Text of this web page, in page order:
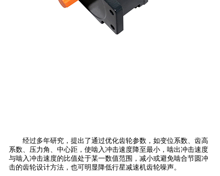
经过多年研究，提出了通过优化齿轮参数，如变位系数、齿高
系数、压力角、中心距，使啮入冲击速度降至最小，啮出冲击速度
与啮入冲击速度的比值处于某一数值范围，减小或避免啮合节圆冲
击的齿轮设计方法，也可明显降低行星减速机齿轮噪声。